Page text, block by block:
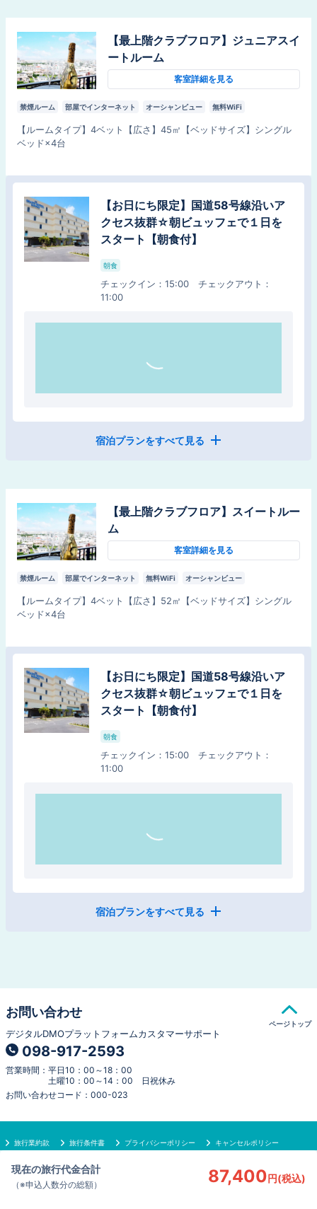
チェックイン：15:00 チェックアウト：11:00
【スタンダード】沖縄観光の拠点に新
しい沖縄ステイをご提案！朝ビュッフ
ェで１日をスタート【朝食付】
朝食
チェックイン 15:00 チェックアウト
【最上階クラブフロア】ジュニアスイ
ートルーム
客室詳細を見る
禁煙ルーム 部屋でインターネット オーシャンビュー 無料WiFi
【ルームタイプ】 4ベット 【広さ 】 45㎡ 【ベッドサイズ】 シングル
ベッド×4台
【お日にち限定】国道58号線沿いア
クセス抜群☆朝ビュッフェで１日を
スタート【朝食付】
朝食
チェックイン ： 15:00 チェックアウト ：
11:00
【スタンダード】沖縄観光の拠点に新
チェックイン：15:00 チェックアウト： 11:00
【スタンダード】沖縄観光の拠点に新
しい沖縄ステイをご提案！朝ビュッフ
ェで１日をスタート【朝食付】
朝食
チェックイン 15:00 チェックアウト
宿泊プランをすべて見る
【最上階クラブフロア】スイートルー
ム
客室詳細を見る
禁煙ルーム 部屋でインターネット 無料WiFi オーシャンビュー
【ルームタイプ】 4ベット 【広さ 】 52㎡ 【ベッドサイズ】 シングル
ベッド×4台
【お日にち限定】国道58号線沿いア
クセス抜群☆朝ビュッフェで１日を
スタート【朝食付】
朝食
チェックイン ： 15:00 チェックアウト ：
11:00
【スタンダード】沖縄観光の拠点に新
【スタンダード】沖縄観光の拠点に新
ェで１日をスタート【朝食付】
宿泊プランをすべて見る
現在の旅行代金合計
（※申込人数分の総額） 87,400円(税込)
お問い合わせ
デジタルDMOプラットフォームカスタマーサポート
098-917-2593
営業時間 ： 平日10：00～18：00
土曜10：00～14：00 日祝休み
お問い合わせコード ： 000-023
ページトップ
旅行業約款 旅行条件書 プライバシーポリシー
キャンセルポリシー
Copyright © OKINAWA TOURIST SERVICE All Rights Reserved.